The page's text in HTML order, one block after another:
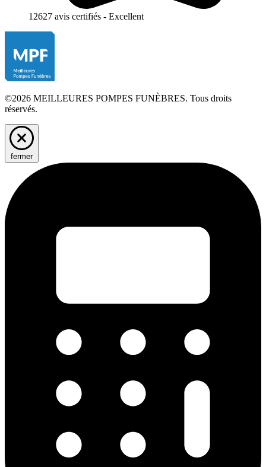
12627 avis certifiés - Excellent
©2026 MEILLEURES POMPES FUNÈBRES. Tous droits
réservés.
fermer